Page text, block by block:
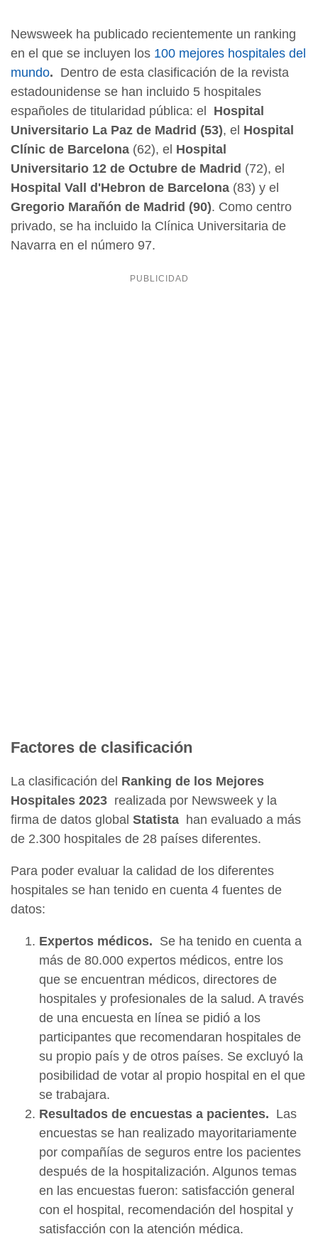
Newsweek ha publicado recientemente un ranking
en el que se incluyen los 100 mejores hospitales del
mundo. Dentro de esta clasificación de la revista
estadounidense se han incluido 5 hospitales
españoles de titularidad pública: el Hospital
Universitario La Paz de Madrid (53), el Hospital
Clínic de Barcelona (62), el Hospital
Universitario 12 de Octubre de Madrid (72), el
Hospital Vall d'Hebron de Barcelona (83) y el
Gregorio Marañón de Madrid (90). Como centro
privado, se ha incluido la Clínica Universitaria de
Navarra en el número 97.
Factores de clasificación
La clasificación del Ranking de los Mejores
Hospitales 2023 realizada por Newsweek y la
firma de datos global Statista han evaluado a más
de 2.300 hospitales de 28 países diferentes.
Para poder evaluar la calidad de los diferentes
hospitales se han tenido en cuenta 4 fuentes de
datos:
Expertos médicos. Se ha tenido en cuenta a
más de 80.000 expertos médicos, entre los
que se encuentran médicos, directores de
hospitales y profesionales de la salud. A través
de una encuesta en línea se pidió a los
participantes que recomendaran hospitales de
su propio país y de otros países. Se excluyó la
posibilidad de votar al propio hospital en el que
se trabajara.
Resultados de encuestas a pacientes. Las
encuestas se han realizado mayoritariamente
por compañías de seguros entre los pacientes
después de la hospitalización. Algunos temas
en las encuestas fueron: satisfacción general
con el hospital, recomendación del hospital y
satisfacción con la atención médica.